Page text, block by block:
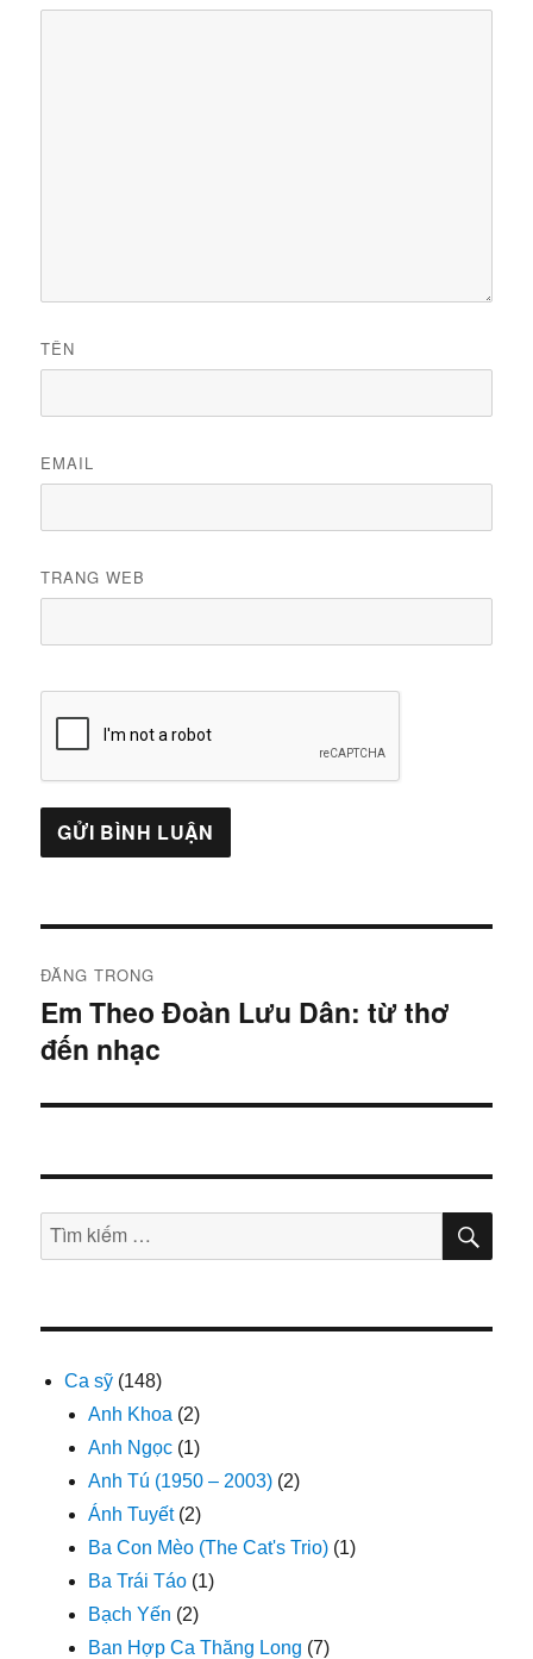
TÊN
EMAIL
TRANG WEB
hướng
bài
viết
ĐĂNG TRONG
Em Theo Đoàn Lưu Dân: từ thơ
đến nhạc
Tìm
kiếm:
TÌM
Ca sỹ (148)
Anh Khoa (2)
Anh Ngọc (1)
Anh Tú (1950 – 2003) (2)
Ánh Tuyết(2)
Ba Con Mèo (The Cat's Trio) (1)
Ba Trái Táo (1)
Bạch Yến (2)
Ban Hợp Ca Thăng Long (7)